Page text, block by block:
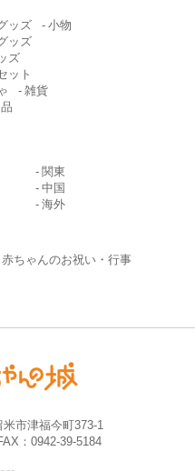
ッズ
小物
ッズ
ズ
ット
雑貨
関東
中国
海外
赤ちゃんのお祝い・行事
市津福今町373-1
：0942-39-5184